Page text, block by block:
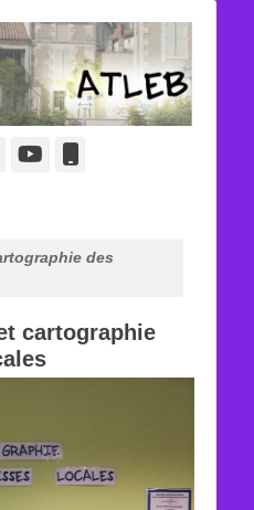
ATLEB
YouTube
des
cartographie